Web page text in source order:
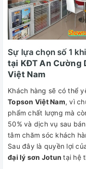
Sự lựa chọn số 1
tại KĐT An Cường
Việt Nam
Khách hàng sẽ có thể
Topson Việt Nam, vì
phẩm chất lượng mà
50% và dịch vụ sau
tâm chăm sóc khách
Sau đây là quyền lợi
đại lý sơn Jotuntại hệ